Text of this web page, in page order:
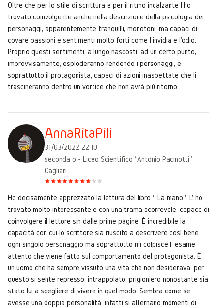
Oltre che per lo stile di scrittura e per il ritmo incalzante l'ho
trovato coinvolgente anche nella descrizione della psicologia dei
personaggi, apparentemente tranquilli, monotoni, ma capaci di
covare passioni e sentimenti molto forti come l'invidia e l'odio.
Proprio questi sentimenti, a lungo nascosti, ad un certo punto,
improvvisamente, esploderanno rendendo i personaggi, e
soprattutto il protagonista, capaci di azioni inaspettate che li
trascineranno dentro un vortice che non avrà più ritorno.
AnnaRitaPili
31/03/2022 22:10
seconda o - Liceo Scientifico “Antonio Pacinotti”,
Cagliari
Ho decisamente apprezzato la lettura del libro “ La mano". L' ho
trovato molto interessante e con una trama scorrevole, capace di
coinvolgere il lettore sin dalle prime pagine. È incredibile la
capacità con cui lo scrittore sia riuscito a descrivere così bene
ogni singolo personaggio ma soprattutto mi colpisce l' esame
attento che viene fatto sul comportamento del protagonista. È
un uomo che ha sempre vissuto una vita che non desiderava, per
questo si sente represso, intrappolato, prigioniero nonostante sia
stato lui a scegliere di vivere in quel modo. Sembra come se
avesse una doppia personalità, infatti si alternano momenti di